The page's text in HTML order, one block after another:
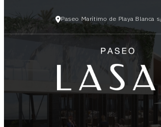
Paseo Marítimo de Playa Blanca